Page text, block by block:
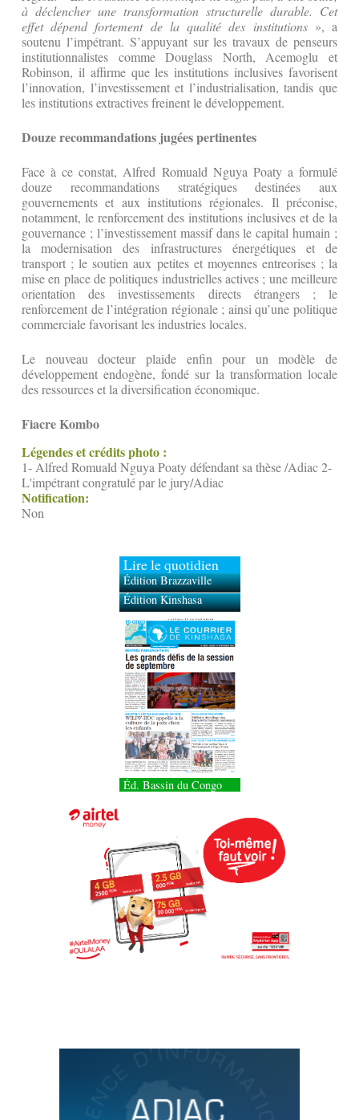
à déclencher une transformation structurelle durable. Cet
effet dépend fortement de la qualité des institutions », a
soutenu l’impétrant. S’appuyant sur les travaux de penseurs
institutionnalistes comme Douglass North, Acemoglu et
Robinson, il affirme que les institutions inclusives favorisent
l’innovation, l’investissement et l’industrialisation, tandis que
les institutions extractives freinent le développement.
Douze recommandations jugées pertinentes
Face à ce constat, Alfred Romuald Nguya Poaty a formulé
douze recommandations stratégiques destinées aux
gouvernements et aux institutions régionales. Il préconise,
notamment, le renforcement des institutions inclusives et de la
gouvernance ; l’investissement massif dans le capital humain ;
la modernisation des infrastructures énergétiques et de
transport ; le soutien aux petites et moyennes entreorises ; la
mise en place de politiques industrielles actives ; une meilleure
orientation des investissements directs étrangers ; le
renforcement de l’intégration régionale ; ainsi qu’une politique
commerciale favorisant les industries locales.
Le nouveau docteur plaide enfin pour un modèle de
développement endogène, fondé sur la transformation locale
des ressources et la diversification économique.
Fiacre Kombo
Légendes et crédits photo :
1- Alfred Romuald Nguya Poaty défendant sa thèse /Adiac 2-
L'impétrant congratulé par le jury/Adiac
Notification:
Non
Lire le quotidien
Édition Brazzaville
Édition Kinshasa
Éd. Bassin du Congo